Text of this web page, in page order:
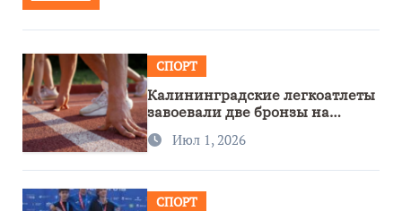
СПОРТ
Калининградские легкоатлеты
завоевали две бронзы на
первенстве России
Июл 1, 2026
СПОРТ